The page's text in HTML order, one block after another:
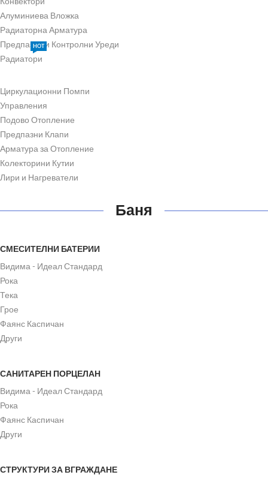
Алуминиева Вложка
Радиаторна Арматура
Предпазни и Контролни Уреди
Радиатори
HOT
Циркулационни Помпи
Управления
Подово Отопление
Предпазни Клапи
Арматура за Отопление
Колекторини Кутии
Лири и Нагреватели
Баня
СМЕСИТЕЛНИ БАТЕРИИ
Видима - Идеал Стандард
Рока
Тека
Грое
Фаянс Каспичан
Други
САНИТАРЕН ПОРЦЕЛАН
Видима - Идеал Стандард
Рока
Фаянс Каспичан
Други
СТРУКТУРИ ЗА ВГРАЖДАНЕ